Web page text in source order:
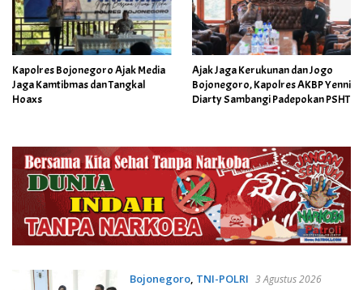
Kapolres Bojonegoro Ajak Media
Jaga Kamtibmas dan Tangkal
Hoaxs
Ajak Jaga Kerukunan dan Jogo
Bojonegoro, Kapolres AKBP Yenni
Diarty Sambangi Padepokan PSHT
Bojonegoro, TNI-POLRI 3 Agustus 2026